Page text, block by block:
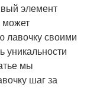
элемент
может
лавочку своими
уникальности
мы
шаг за